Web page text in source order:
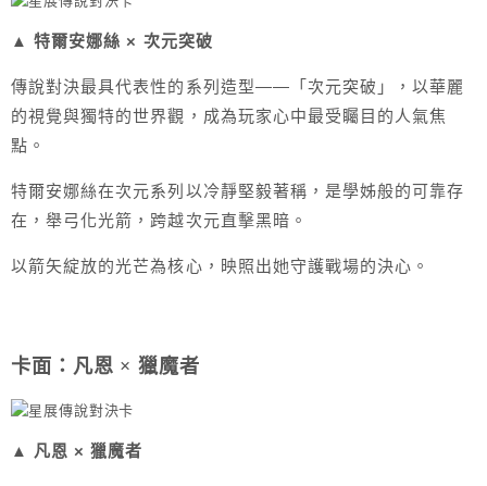
▲ 特爾安娜絲 × 次元突破
傳說對決最具代表性的系列造型——「次元突破」，以華麗
的視覺與獨特的世界觀，成為玩家心中最受矚目的人氣焦
點。
特爾安娜絲在次元系列以冷靜堅毅著稱，是學姊般的可靠存
在，舉弓化光箭，跨越次元直擊黑暗。
以箭矢綻放的光芒為核心，映照出她守護戰場的決心。
卡面：凡恩 × 獵魔者
▲ 凡恩 × 獵魔者